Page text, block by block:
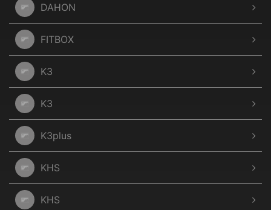
DAHON
FITBOX
K3
K3
K3plus
KHS
KHS